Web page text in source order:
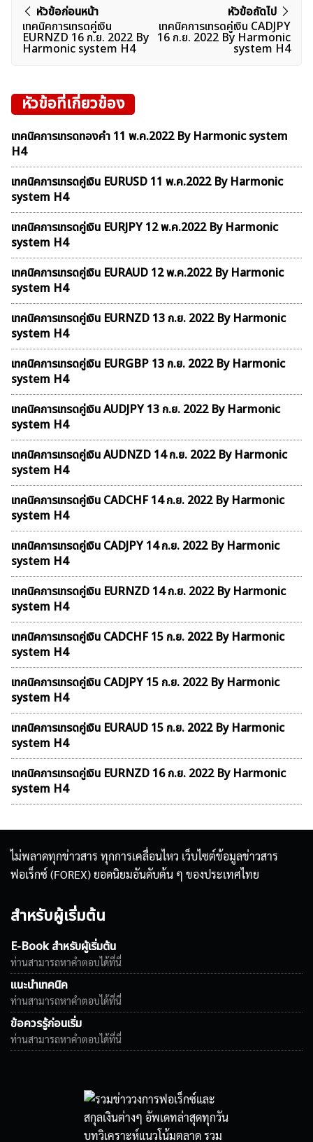
ค้นหา
สำหรับ:
แนะแนว
เรื่อง
หัวข้อก่อนหน้า
เทคนิคการเทรดคู่เงิน
EURNZD 16 ก.ย. 2022 By
Harmonic system H4
หัวข้อถัดไป
เทคนิคการเทรดคู่เงิน CADJPY
16 ก.ย. 2022 By Harmonic
system H4
หัวข้อที่เกี่ยวข้อง
เทคนิคการเทรดทองคำ 11 พ.ค.2022 By Harmonic system
H4
เทคนิคการเทรดคู่เงิน EURUSD 11 พ.ค.2022 By Harmonic
system H4
เทคนิคการเทรดคู่เงิน EURJPY 12 พ.ค.2022 By Harmonic
system H4
เทคนิคการเทรดคู่เงิน EURAUD 12 พ.ค.2022 By Harmonic
system H4
เทคนิคการเทรดคู่เงิน EURNZD 13 ก.ย. 2022 By Harmonic
system H4
เทคนิคการเทรดคู่เงิน EURGBP 13 ก.ย. 2022 By Harmonic
system H4
เทคนิคการเทรดคู่เงิน AUDJPY 13 ก.ย. 2022 By Harmonic
system H4
เทคนิคการเทรดคู่เงิน AUDNZD 14 ก.ย. 2022 By Harmonic
system H4
เทคนิคการเทรดคู่เงิน CADCHF 14 ก.ย. 2022 By Harmonic
system H4
เทคนิคการเทรดคู่เงิน CADJPY 14 ก.ย. 2022 By Harmonic
system H4
เทคนิคการเทรดคู่เงิน EURNZD 14 ก.ย. 2022 By Harmonic
system H4
เทคนิคการเทรดคู่เงิน CADCHF 15 ก.ย. 2022 By Harmonic
system H4
เทคนิคการเทรดคู่เงิน CADJPY 15 ก.ย. 2022 By Harmonic
system H4
เทคนิคการเทรดคู่เงิน EURAUD 15 ก.ย. 2022 By Harmonic
system H4
เทคนิคการเทรดคู่เงิน EURNZD 16 ก.ย. 2022 By Harmonic
system H4
ไม่พลาดทุกข่าวสาร ทุกการเคลื่อนไหว เว็บไซต์ข้อมูลข่าวสาร
ฟอเร็กซ์ (FOREX) ยอดนิยมอันดับต้น ๆ ของประเทศไทย
สำหรับผู้เริ่มต้น
E-Book สำหรับผู้เริ่มต้น
ท่านสามารถหาคำตอบได้ที่นี่
แนะนำเทคนิค
ท่านสามารถหาคำตอบได้ที่นี่
ข้อควรรู้ก่อนเริ่ม
ท่านสามารถหาคำตอบได้ที่นี่